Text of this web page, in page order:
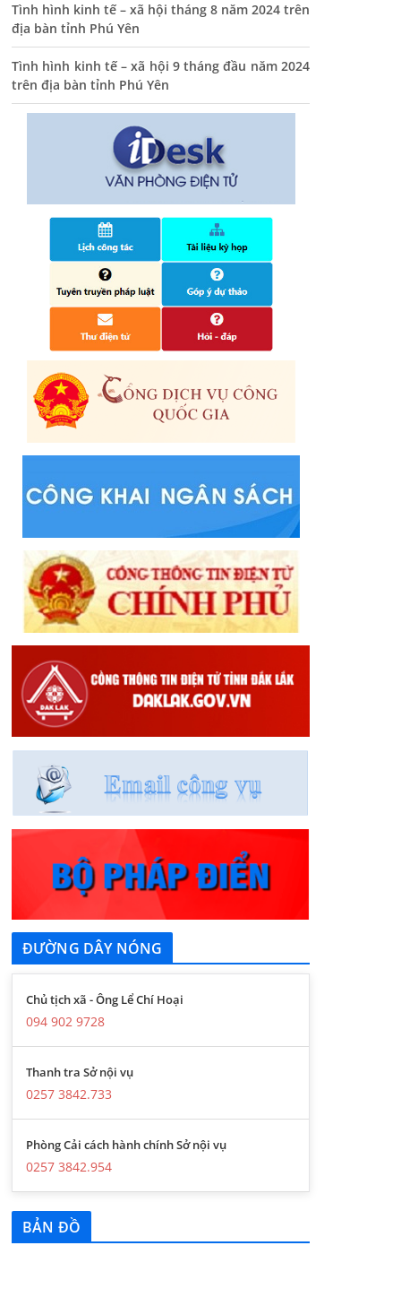
THÔNG BÁO Niêm yết danh mục dịch vụ công
trực tuyến toàn trình trên Hệ thống thông
tin giải quyết thủ tục hành chính tỉnh Phú
Yên
14/10/2024
Quyết định công bố nhóm thủ tục hành
chính liên thông điện tử, khai sinh, cấp thẻ
bảo hiểm y tế trẻ em dưới 6 tuổi, đăng ký
25/06/2024
Tình hình kinh tế – xã hội tháng 8 năm 2024 trên
địa bàn tỉnh Phú Yên
Tình hình kinh tế – xã hội 9 tháng đầu năm 2024
trên địa bàn tỉnh Phú Yên
ĐƯỜNG DÂY NÓNG
Chủ tịch xã - Ông Lể Chí Hoại
094 902 9728
Thanh tra Sở nội vụ
0257 3842.733
Phòng Cải cách hành chính Sở nội vụ
0257 3842.954
BẢN ĐỒ